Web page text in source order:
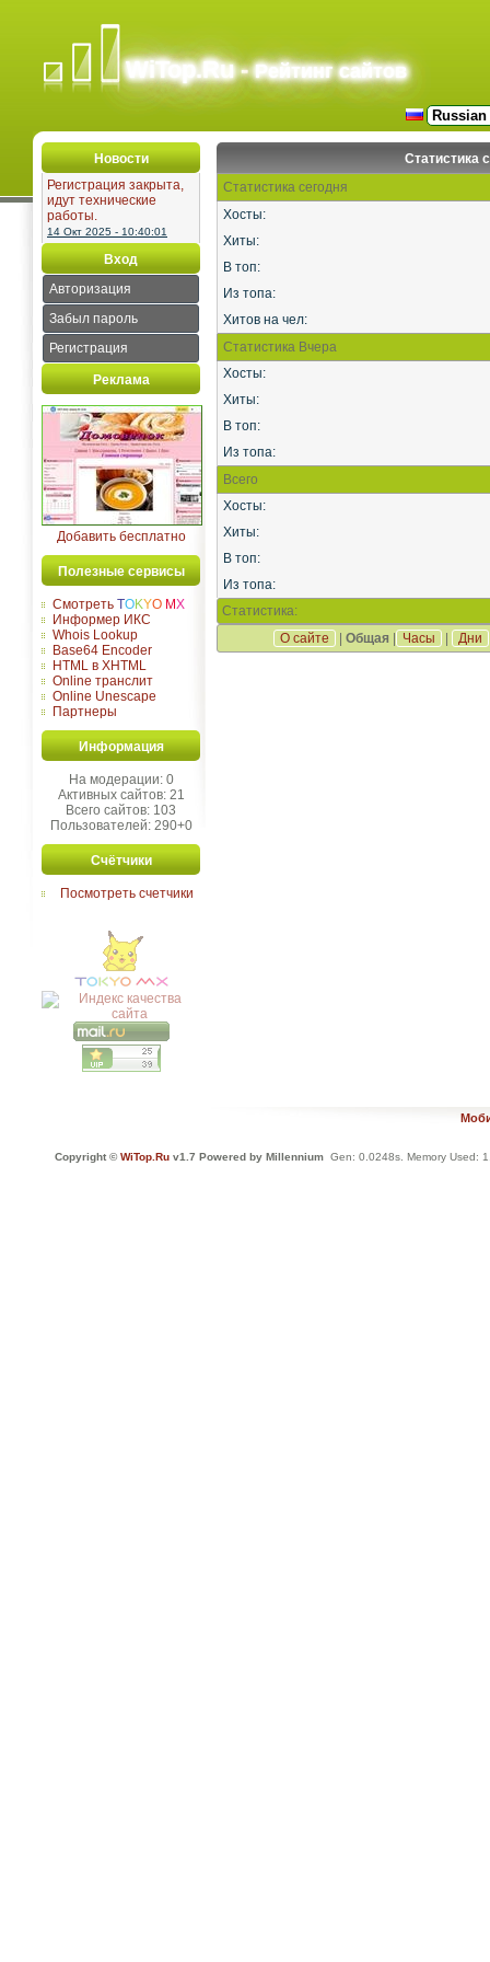
WiTop.Ru -Рейтинг сайтов
Новости
Регистрация закрыта,
идут технические
работы.
14 Окт 2025 - 10:40:01
Вход
Авторизация
Забыл пароль
Регистрация
Реклама
Добавить бесплатно
Полезные сервисы
Смотреть TOKYO MX
Информер ИКС
Whois Lookup
Base64 Encoder
HTML в XHTML
Online транслит
Online Unescape
Партнеры
Информация
На модерации: 0
Активных сайтов: 21
Всего сайтов: 103
Пользователей: 290+0
Счётчики
Посмотреть счетчики
Статистика
Статистика сегодня
Хосты:
Хиты:
В топ:
Из топа:
Хитов на чел:
Статистика Вчера
Хосты:
Хиты:
В топ:
Из топа:
Всего
Хосты:
Хиты:
В топ:
Из топа:
Статистика:
О сайте
Общая Часы Дни
Copyright ©WiTop.Ru v1.7 Powered by Millennium Gen: 0.0248s. Memory Used: